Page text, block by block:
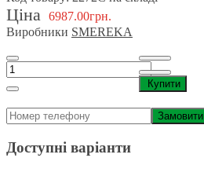
Ціна 6987.00грн.
Виробники SMEREKA
Купити
Замовити
Доступні варіанти